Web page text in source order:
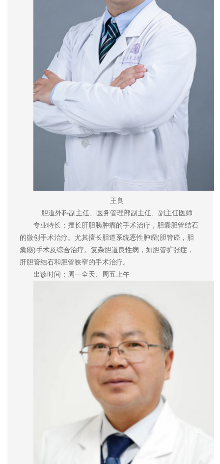
王良
胆道外科副主任、医务管理部副主任、副主任医师
专业特长：擅长肝胆胰肿瘤的手术治疗，胆囊胆管结石
的微创手术治疗。尤其擅长胆道系统恶性肿瘤(胆管癌，胆
囊癌)手术及综合治疗。复杂胆道良性病，如胆管扩张症，
肝胆管结石和胆管狭窄的手术治疗。
出诊时间：周一全天、周五上午